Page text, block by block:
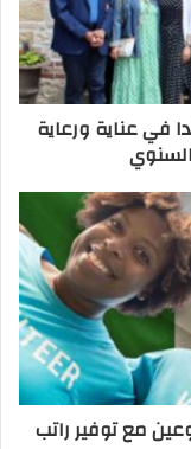
في عناية ورعاية
إيطاليا تحتاج 4 متطوعين مع توفير راتب